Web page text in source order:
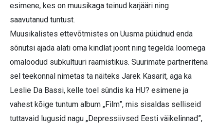
esimene, kes on muusikaga teinud karjääri ning
saavutanud tuntust.
Muusikalistes ettevõtmistes on Uusma püüdnud enda
sõnutsi ajada alati oma kindlat joont ning tegelda loomega
omaloodud subkultuuri raamistikus. Suurimate partneritena
sel teekonnal nimetas ta näiteks Jarek Kasarit, aga ka
Leslie Da Bassi, kelle toel sündis ka HU? esimene ja
vahest kõige tuntum album „Film”, mis sisaldas selliseid
tuttavaid lugusid nagu „Depressiivsed Eesti väikelinnad”,